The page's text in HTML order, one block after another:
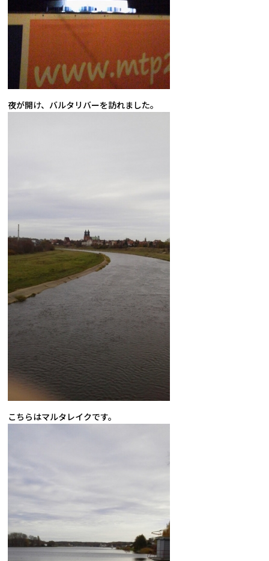
夜が開け、バルタリバーを訪れました。
こちらはマルタレイクです。